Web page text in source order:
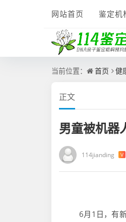
网站首页 鉴定机
当前位置： 首页 健
正文
男童被机器
114jianding V
6月1日，有